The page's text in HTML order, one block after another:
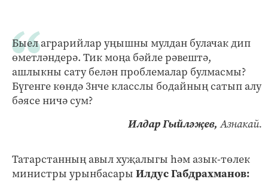
Быел аграрийлар уңышны мулдан булачак дип
өметләндерә. Тик моңа бәйле рәвештә,
ашлыкны сату белән проблемалар булмасмы?
Бүгенге көндә 3нче класслы бодайның сатып алу
бәясе ничә сум?
Илдар Гыйләҗев, Азнакай.
Татарстанның авыл хуҗалыгы һәм азык-төлек
министры урынбасары Илдус Габдрахманов: